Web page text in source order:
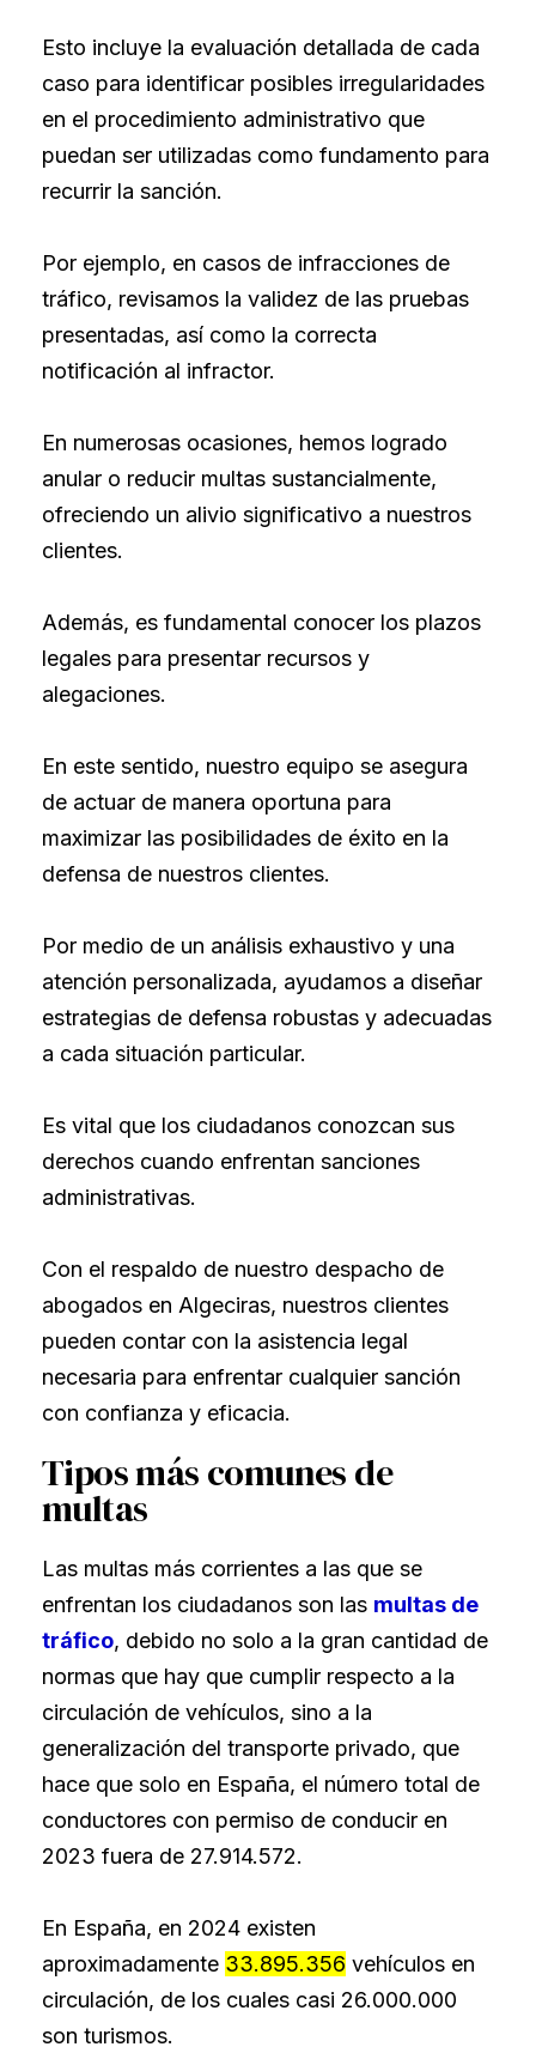
Esto incluye la evaluación detallada de cada
caso para identificar posibles irregularidades
en el procedimiento administrativo que
puedan ser utilizadas como fundamento para
recurrir la sanción.
Por ejemplo, en casos de infracciones de
tráfico, revisamos la validez de las pruebas
presentadas, así como la correcta
notificación al infractor.
En numerosas ocasiones, hemos logrado
anular o reducir multas sustancialmente,
ofreciendo un alivio significativo a nuestros
clientes.
Además, es fundamental conocer los plazos
legales para presentar recursos y
alegaciones.
En este sentido, nuestro equipo se asegura
de actuar de manera oportuna para
maximizar las posibilidades de éxito en la
defensa de nuestros clientes.
Por medio de un análisis exhaustivo y una
atención personalizada, ayudamos a diseñar
estrategias de defensa robustas y adecuadas
a cada situación particular.
Es vital que los ciudadanos conozcan sus
derechos cuando enfrentan sanciones
administrativas.
Con el respaldo de nuestro despacho de
abogados en Algeciras, nuestros clientes
pueden contar con la asistencia legal
necesaria para enfrentar cualquier sanción
con confianza y eficacia.
Tipos más comunes de
multas
Las multas más corrientes a las que se
enfrentan los ciudadanos son las multas de
tráfico, debido no solo a la gran cantidad de
normas que hay que cumplir respecto a la
circulación de vehículos, sino a la
generalización del transporte privado, que
hace que solo en España, el número total de
conductores con permiso de conducir en
2023 fuera de 27.914.572.
En España, en 2024 existen
aproximadamente 33.895.356 vehículos en
circulación, de los cuales casi 26.000.000
son turismos.